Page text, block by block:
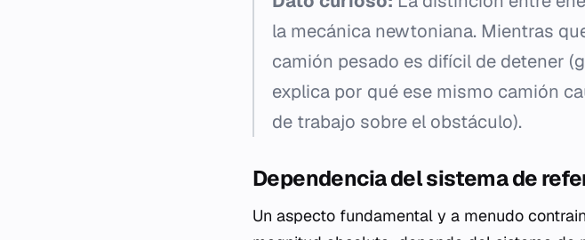
la mecánica newtoniana. Mientras
camión pesado es difícil de detener
explica por qué ese mismo camión
de trabajo sobre el obstáculo).
Dependencia del sistema de
Un aspecto fundamental y a menudo